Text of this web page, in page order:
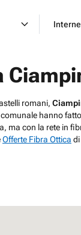
romani,
hanno
ma con la rete in
Offerte Fibra Ottica